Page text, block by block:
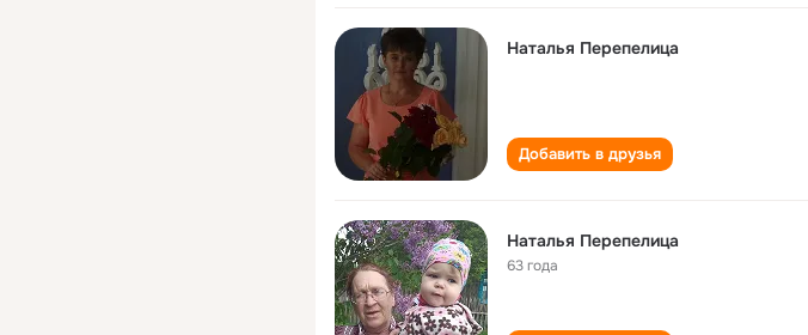
Наталья Перепелица
Добавить в друзья
Наталья Перепелица
63 года